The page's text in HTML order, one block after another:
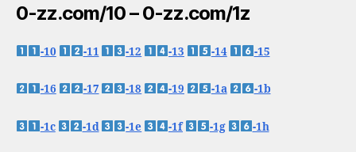
0-zz.com/10 – 0-zz.com/1z
-10 -11 -12 -13 -14 -15
-16 -17 -18 -19 -1a -1b
-1c -1d -1e -1f -1g -1h